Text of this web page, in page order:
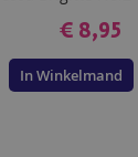
€ 8,95
In Winkelmand